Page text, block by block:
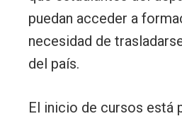
puedan acceder a
necesidad de
del país.
El inicio de cursos está